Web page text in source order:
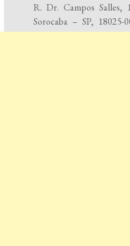
R. Dr. Campos Salles,
Sorocaba – SP, 18025-